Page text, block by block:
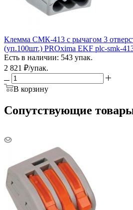
Клемма СМК-413 с рычагом 3
(уп.100шт.) PROxima EKF plc-smk-
Есть в наличии: 543 упак.
2 821 ₽/упак.
В корзину
Сопутствующие